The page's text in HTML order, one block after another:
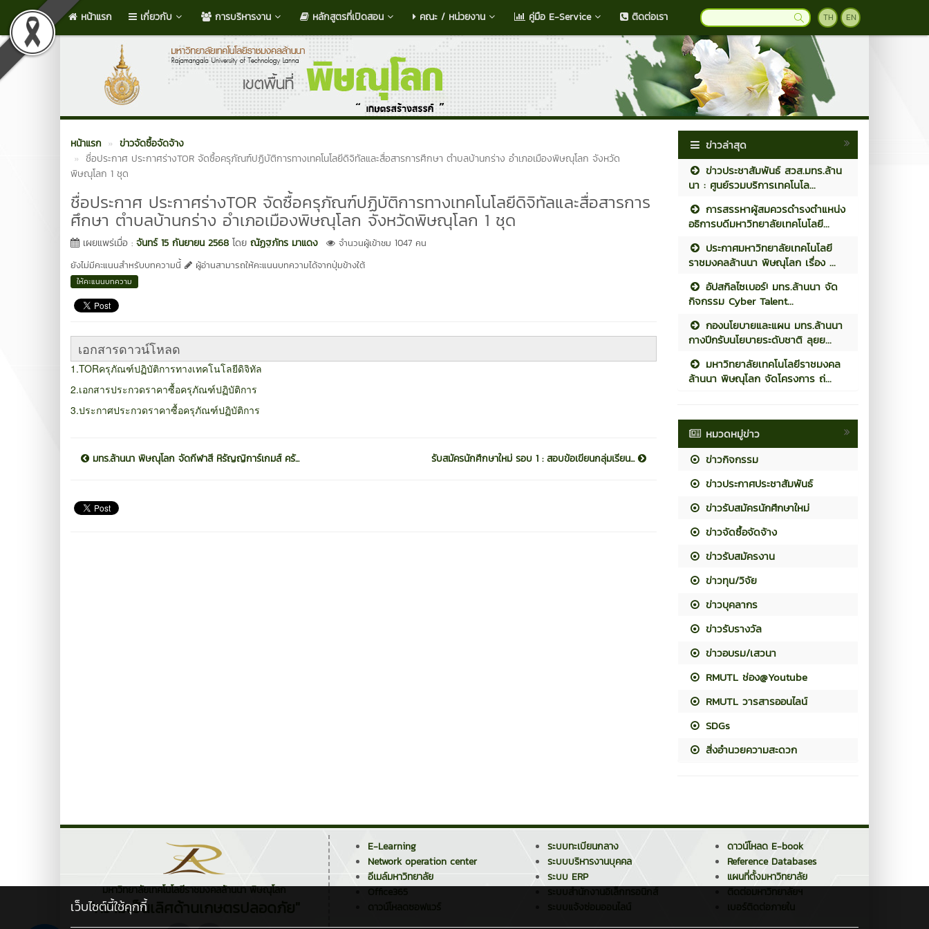
หน้าแรก เกี่ยวกับ การบริหารงาน หลักสูตรที่เปิดสอน คณะ / หน่วยงาน คู่มือ E-Service ติดต่อเรา TH EN
หน้าแรก
ข่าวจัดซื้อจัดจ้าง
ชื่อประกาศ ประกาศร่างTOR จัดซื้อครุภัณฑ์ปฏิบัติการทางเทคโนโลยีดิจิทัลและสื่อสารการศึกษา ตำบลบ้านกร่าง อำเภอเมืองพิษณุโลก จังหวัด
พิษณุโลก 1 ชุด
ชื่อประกาศ ประกาศร่างTOR จัดซื้อครุภัณฑ์ปฏิบัติการทางเทคโนโลยีดิจิทัลและสื่อสารการ
ศึกษา ตำบลบ้านกร่าง อำเภอเมืองพิษณุโลก จังหวัดพิษณุโลก 1 ชุด
เผยแพร่เมื่อ : จันทร์ 15 กันยายน 2568 โดย ณัฏฐภัทร มาแดง
จำนวนผู้เข้าชม 1047 คน
ยังไม่มีคะแนนสำหรับบทความนี้
ผู้อ่านสามารถให้คะแนนบทความได้จากปุ่มข้างใต้
ให้คะแนนบทความ
เอกสารดาวน์โหลด
1.TORครุภัณฑ์ปฏิบัติการทางเทคโนโลยีดิจิทัล
2.เอกสารประกวดราคาซื้อครุภัณฑ์ปฏิบัติการ
3.ประกาศประกวดราคาซื้อครุภัณฑ์ปฏิบัติการ
มทร.ล้านนา พิษณุโลก จัดกีฬาสี หิรัญญิการ์เกมส์ ครั... รับสมัครนักศึกษาใหม่ รอบ 1 : สอบข้อเขียนกลุ่มเรียน...
ข่าวล่าสุด
ข่าวประชาสัมพันธ์ สวส.มทร.ล้าน
นา : ศูนย์รวมบริการเทคโนโล...
การสรรหาผู้สมควรดำรงตำแหน่ง
อธิการบดีมหาวิทยาลัยเทคโนโลยี...
ประกาศมหาวิทยาลัยเทคโนโลยี
ราชมงคลล้านนา พิษณุโลก เรื่อง ...
อัปสกิลไซเบอร์! มทร.ล้านนา จัด
กิจกรรม Cyber Talent...
กองนโยบายและแผน มทร.ล้านนา
กางปีกรับนโยบายระดับชาติ ลุยย...
มหาวิทยาลัยเทคโนโลยีราชมงคล
ล้านนา พิษณุโลก จัดโครงการ ถ่...
หมวดหมู่ข่าว
ข่าวกิจกรรม
ข่าวประกาศประชาสัมพันธ์
ข่าวรับสมัครนักศึกษาใหม่
ข่าวจัดซื้อจัดจ้าง
ข่าวรับสมัครงาน
ข่าวทุน/วิจัย
ข่าวบุคลากร
ข่าวรับรางวัล
ข่าวอบรม/เสวนา
RMUTL ช่อง@Youtube
RMUTL วารสารออนไลน์
SDGs
สิ่งอำนวยความสะดวก
มหาวิทยาลัยเทคโนโลยีราชมงคลล้านนา พิษณุโลก
"ความเป็นเลิศด้านเกษตรปลอดภัย"
E-Learning
Network operation center
อีเมล์มหาวิทยาลัย
ดาวน์โหลดซอฟแวร์
ระบบทะเบียนกลาง
ระบบบริหารงานบุคคล
ระบบ ERP
ระบบสำนักงานอิเล็กทรอนิกส์
ระบบแจ้งซ่อมออนไลน์
ดาวน์โหลด E-book
Reference Databases
แผนที่ตั้งมหาวิทยาลัย
ติดต่อมหาวิทยาลัยฯ
เบอร์ติดต่อภายใน
เว็บไซต์นี้ใช้คุกกี้